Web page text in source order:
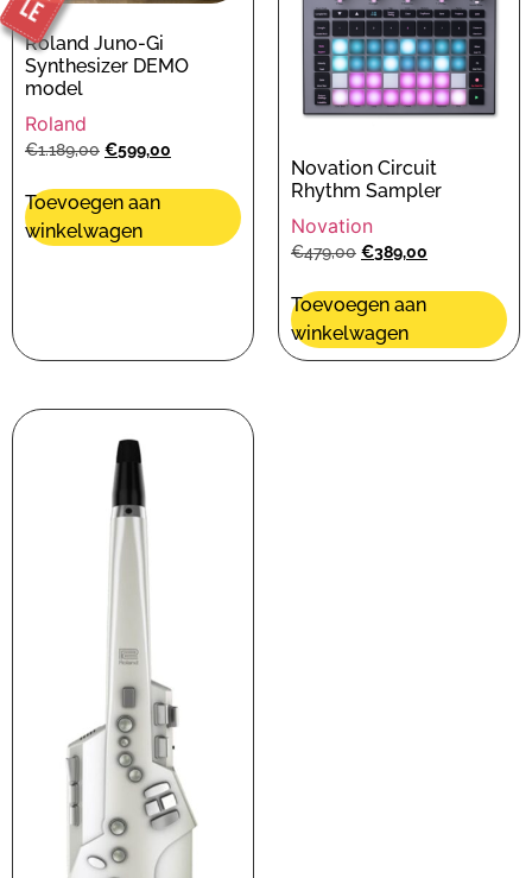
Roland Juno-Gi
Synthesizer DEMO
model
Roland
€1.189,00 €599,00
Toevoegen aan
winkelwagen
Novation Circuit
Rhythm Sampler
Novation
€479,00 €389,00
Toevoegen aan
winkelwagen